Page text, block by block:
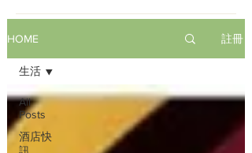
HOME 註冊
All
Posts
酒店快
生活